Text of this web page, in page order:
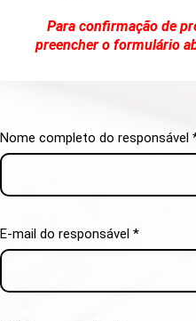
Para confirmação de
preencher o formulário
Nome completo do responsável
E-mail do responsável *